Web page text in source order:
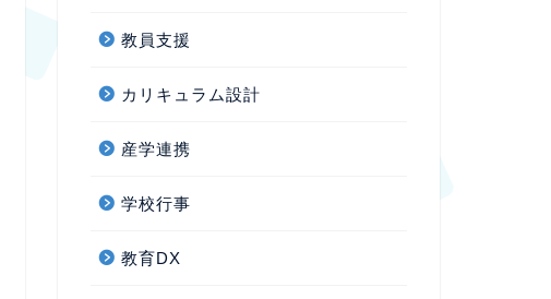
教員支援
カリキュラム設計
産学連携
学校行事
教育DX